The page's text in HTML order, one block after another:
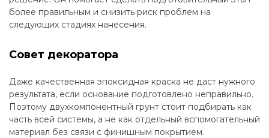
более правильным и снизить риск проблем на
следующих стадиях нанесения.
Совет декоратора
Даже качественная эпоксидная краска не даст нужного
результата, если основание подготовлено неправильно.
Поэтому двухкомпонентный грунт стоит подбирать как
часть всей системы, а не как отдельный вспомогательный
материал без связи с финишным покрытием.